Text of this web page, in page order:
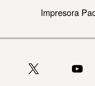
Impresora